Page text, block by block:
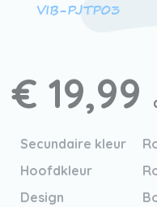
VIB-PJTP03
€ 19,99
Secundaire kleur
Hoofdkleur
Design